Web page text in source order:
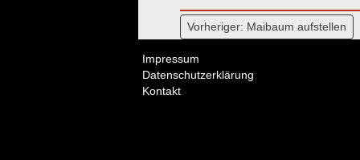
Vorheriger: Maibaum aufstellen
Impressum
Datenschutzerklärung
Kontakt